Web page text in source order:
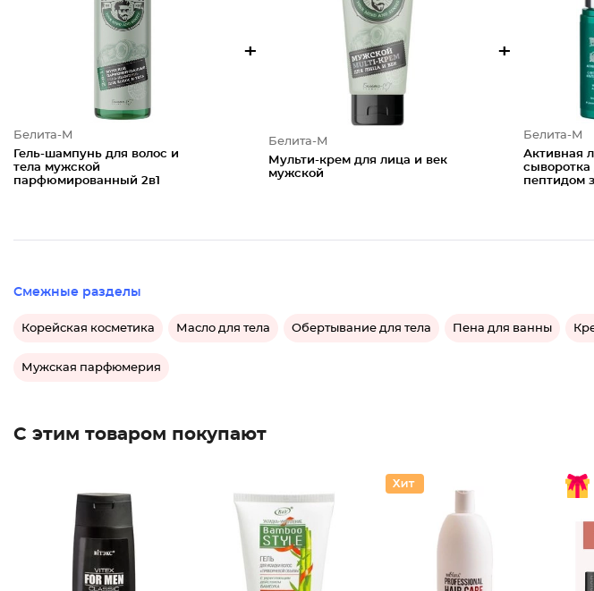
Белита-М
Гель-шампунь для волос и
тела мужской
парфюмированный 2в1
+
Белита-М
Мульти-крем для лица и век
мужской
+
Белита-М
Активная
сыворотка
пептидом
Смежные разделы
Корейская косметика Масло для тела Обертывание для тела Пена для ванны
Мужская парфюмерия
С этим товаром покупают